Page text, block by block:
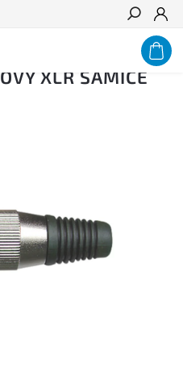
Hledat
Konektor kabelový XLR samice
XLR SAMICE